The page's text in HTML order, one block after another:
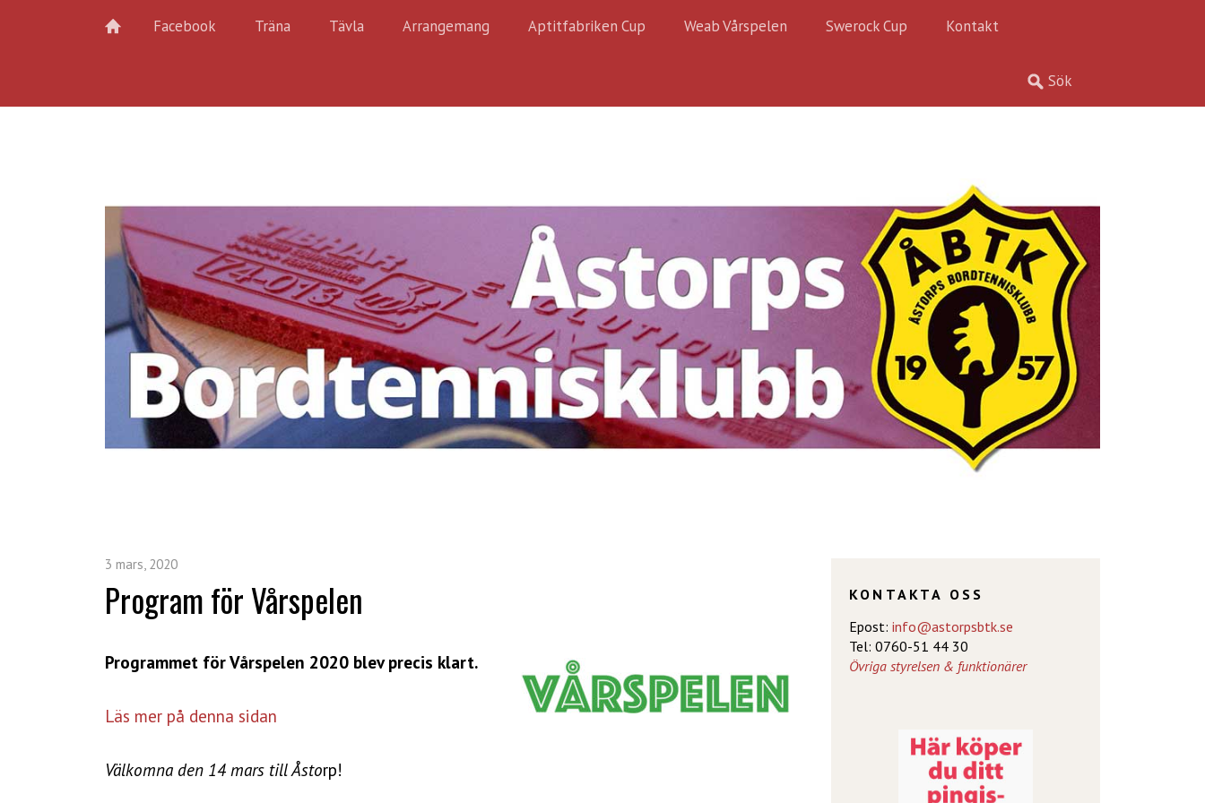
Facebook Träna Tävla Arrangemang Aptitfabriken Cup Weab Vårspelen Swerock Cup Kontakt
3 mars, 2020
Program för Vårspelen
Programmet för Vårspelen 2020 blev precis klart.
Läs mer på denna sidan
Välkomna den 14 mars till Åstorp!
KONTAKTA OSS
Epost: info@astorpsbtk.se
Tel: 0760-51 44 30
Övriga styrelsen & funktionärer